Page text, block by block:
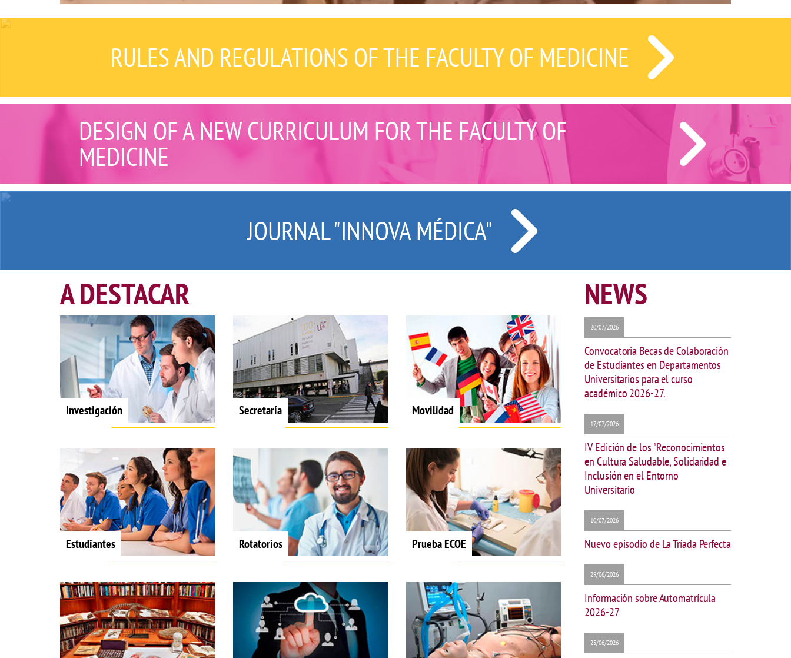
RULES AND REGULATIONS OF THE FACULTY OF MEDICINE
DESIGN OF A NEW CURRICULUM FOR THE FACULTY OF
MEDICINE
JOURNAL "INNOVA MÉDICA"
A DESTACAR
Investigación Secretaría Movilidad
Estudiantes Rotatorios Prueba ECOE
NEWS
20/07/2026
Convocatoria Becas de Colaboración
de Estudiantes en Departamentos
Universitarios para el curso
académico 2026-27.
17/07/2026
IV Edición de los "Reconocimientos
en Cultura Saludable, Solidaridad e
Inclusión en el Entorno
Universitario
10/07/2026
Nuevo episodio de La Tríada Perfecta
29/06/2026
Información sobre Automatrícula
2026-27
25/06/2026